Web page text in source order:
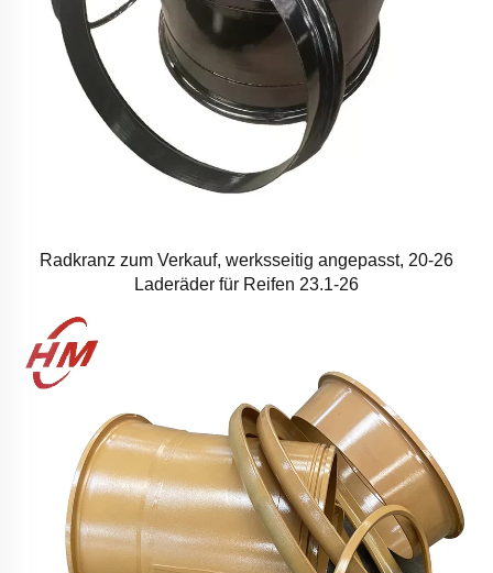
Radkranz zum Verkauf, werksseitig angepasst, 20-26
Laderäder für Reifen 23.1-26